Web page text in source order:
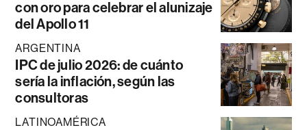
con oro para celebrar el alunizaje
del Apollo 11
ARGENTINA
IPC de julio 2026: de cuánto
sería la inflación, según las
consultoras
LATINOAMÉRICA